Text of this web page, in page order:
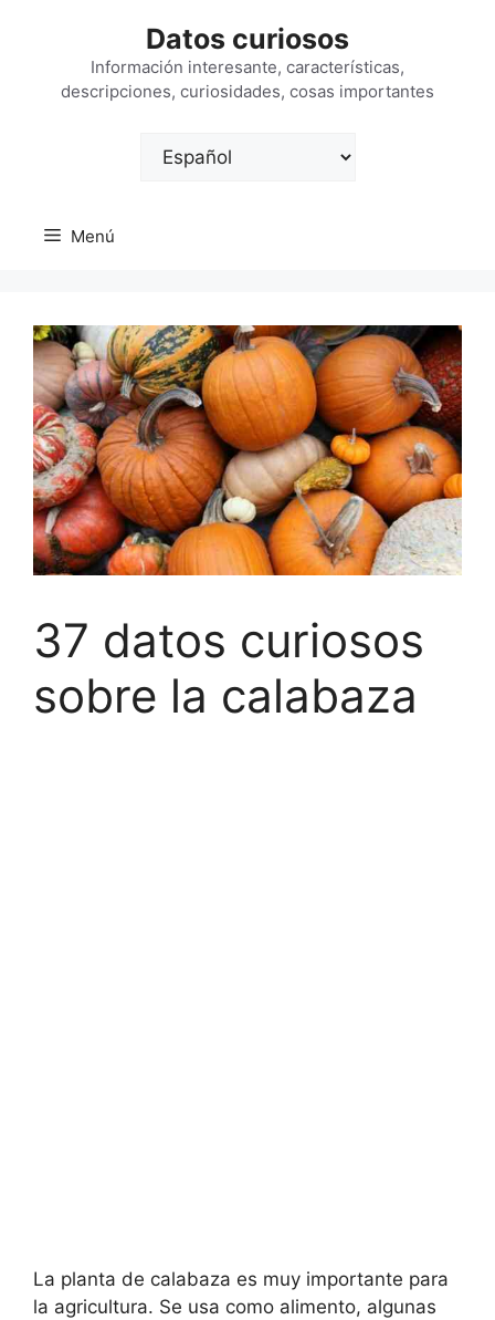
Datos curiosos
Información interesante, características,
descripciones, curiosidades, cosas importantes
Elegir
Menú
37 datos curiosos
sobre la calabaza
La planta de calabaza es muy importante para
la agricultura. Se usa como alimento, algunas